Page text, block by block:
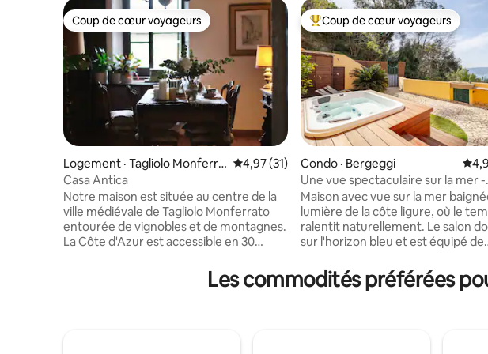
Coup de cœur voyageurs
Coup de cœur voyageurs
Logement · Tagliolo Monferra
to
Note moyenne de 4,97 sur 5, 31 commentaires
4,97 (31)
Casa Antica
Notre maison est située au centre de la
ville médiévale de Tagliolo Monferrato
entourée de vignobles et de montagnes.
La Côte d'Azur est accessible en 30
vin, Barolo & Langhe est célèbre pour ses
déplacements. Le vieux port de Gênes
Coup de cœur voyageurs parmi
Coup de cœur voyageurs
Condo · Bergeggi
Une vue spectaculaire sur la mer -
Maison avec jacuzzi
Maison avec vue sur la mer
lumière de la côte ligure, où le
ralentit naturellement. Le salon donne
sur l'horizon bleu et est équipé de
équipée, tandis que les chambres
silence et confort. Appartement
Les commodités préférées